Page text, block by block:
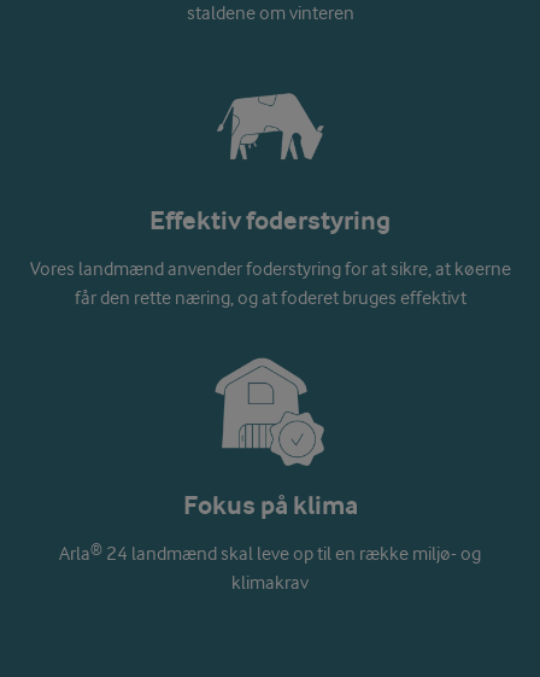
staldene om vinteren
Effektiv foderstyring
Vores landmænd anvender foderstyring for at sikre, at køerne
får den rette næring, og at foderet bruges effektivt
Fokus på klima
Arla® 24 landmænd skal leve op til en række miljø- og
klimakrav